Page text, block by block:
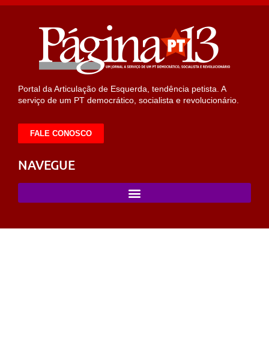
Portal da Articulação de Esquerda, tendência petista. A
serviço de um PT democrático, socialista e revolucionário.
FALE CONOSCO
NAVEGUE